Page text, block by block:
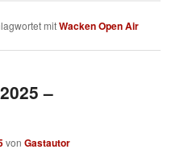
mitWacken Open Air
–
vonGastautor